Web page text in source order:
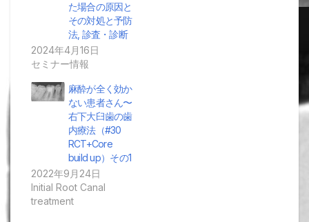
た場合の原因と
その対処と予防
法, 診査・診断
2024年4月16日
セミナー情報
麻酔が全く効か
ない患者さん〜
右下大臼歯の歯
内療法（#30
RCT+Core
build up）その1
2022年9月24日
Initial Root Canal
treatment